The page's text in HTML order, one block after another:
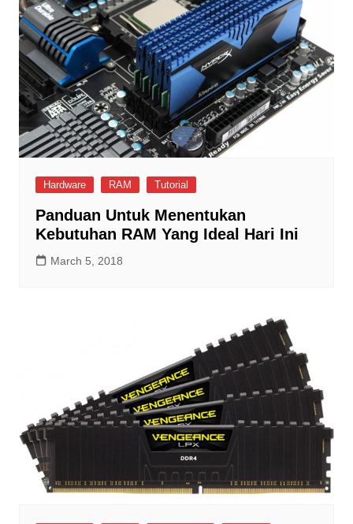
Hardware RAM Tutorial
Panduan Untuk Menentukan
Kebutuhan RAM Yang Ideal Hari Ini
March 5, 2018